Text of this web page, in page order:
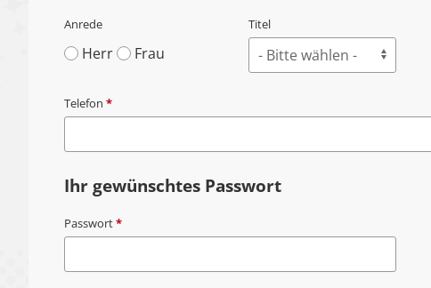
Anrede
Herr Frau
Titel
Telefon *
Ihr gewünschtes Passwort
Passwort*